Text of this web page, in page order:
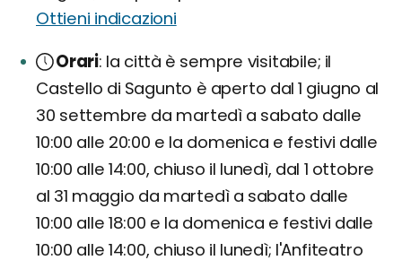
Ottieni indicazioni
Orari la città è sempre visitabile; il
Castello di Sagunto è aperto dal 1 giugno al
30 settembre da martedì a sabato dalle
10:00 alle 20:00 e la domenica e festivi dalle
10:00 alle 14:00, chiuso il lunedì, dal 1 ottobre
al 31 maggio da martedì a sabato dalle
10:00 alle 18:00 e la domenica e festivi dalle
10:00 alle 14:00, chiuso il lunedì; l'Anfiteatro